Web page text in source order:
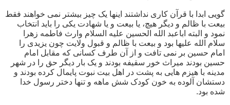
گویی ابدا با قرآن کاری نداشتند اینها یک چیز بیشتر نمی خواهند فقط
بیعت با ظالم و دیگر هیچ، یا بیعت و یا شهادت یکی را باید انتخاب
نمود و البته اباعبد الله الحسین علیه السلام وارث فاطمه زهرا
سلام الله علیها بود و بیعت با ظالم و قبول ولایت چون یزیدی را
امام حسین بر نمی تافت و از آن طرف کسانی که مقابل امام
حسین بودند میراث خور سقیفه بودند و یک بار دیگر حق را در شهر
مدینه با هیزم هایی به پشت در اهل بیت نبوت پایمال کرده بودند و
دستشان آلوده به خون کودک شش ماهه و تنها دختر رسول خدا
شده بود.